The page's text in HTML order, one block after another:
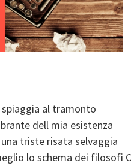
al tramonto
dell mia esistenza
triste risata selvaggia
lo schema dei filosofi